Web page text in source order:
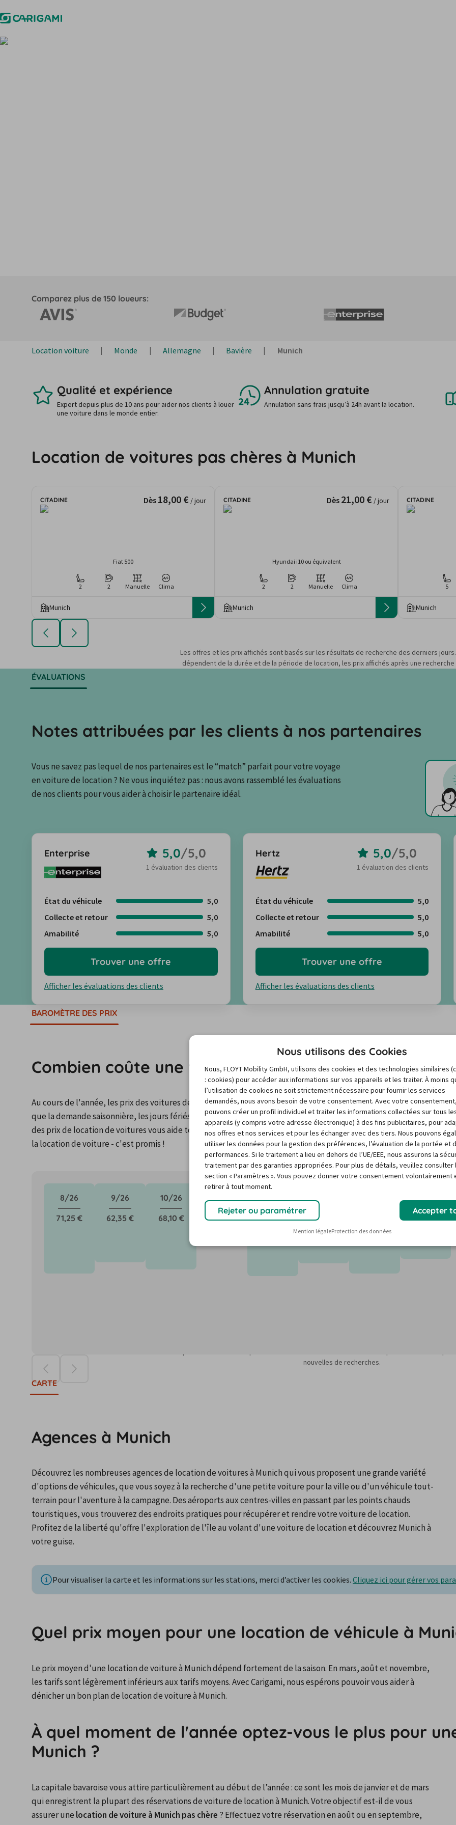
Comparez plus de 150 loueurs:
Location voiture Monde Allemagne Bavière Munich
Qualité et expérience
Expert depuis plus de 10 ans pour aider nos clients à louer
une voiture dans le monde entier.
Annulation gratuite
Annulation sans frais jusqu’à 24h avant la location.
Location de voitures pas chères à Munich
CITADINE Dès 18,00 € / jour
Fiat 500
2 2 Manuelle Clima
Munich
CITADINE Dès 21,00 € / jour
Hyundai i10 ou équivalent
2 2 Manuelle Clima
Munich
CITADINE
5
Munich
Les offres et les prix affichés sont basés sur les résultats de recherche des derniers
dépendent de la durée et de la période de location, les prix affichés après une
ÉVALUATIONS
Notes attribuées par les clients à nos partenaires
Vous ne savez pas lequel de nos partenaires est le “match” parfait pour votre voyage
en voiture de location ? Ne vous inquiétez pas : nous avons rassemblé les évaluations
de nos clients pour vous aider à choisir le partenaire idéal.
Enterprise 5,0/5,0
1 évaluation des clients
État du véhicule
5,0
Collecte et retour
5,0
Amabilité
5,0
Afficher les évaluations des clients
Trouver une offre
Hertz 5,0/5,0
1 évaluation des clients
État du véhicule
5,0
Collecte et retour
5,0
Amabilité
5,0
Afficher les évaluations des clients
Trouver une offre
BAROMÈTRE DES PRIX
Combien coûte une voiture de location au Munich ?
Au cours de l'année, les prix des voitures de location peuvent varier énormément en raison de facteurs tels
que la demande saisonnière, les jours fériés ou les événements locaux. Mais pas de panique : Notre baromètre
des prix de location de voitures vous aide toujours à trouver le créneau le moins cher et la meilleure offre pour
la location de voiture - c'est promis !
8/26
71,25 €
9/26
62,35 €
10/26
68,10 €
11/26
12/26
73,36 €
1/27
63,40 €
3/27
59,54 €
nouvelles de recherches.
CARTE
Agences à Munich
Découvrez les nombreuses agences de location de voitures à Munich qui vous proposent une grande variété
d'options de véhicules, que vous soyez à la recherche d'une petite voiture pour la ville ou d'un véhicule tout-
terrain pour l'aventure à la campagne. Des aéroports aux centres-villes en passant par les points chauds
touristiques, vous trouverez des endroits pratiques pour récupérer et rendre votre voiture de location.
Profitez de la liberté qu'offre l'exploration de l'île au volant d'une voiture de location et découvrez Munich à
votre guise.
Pour visualiser la carte et les informations sur les stations, merci d’activer les cookies. Cliquez ici pour gérer vos
Quel prix moyen pour une location de véhicule à
Le prix moyen d'une location de voiture à Munich dépend fortement de la saison. En mars, août et novembre,
les tarifs sont légèrement inférieurs aux tarifs moyens. Avec Carigami, nous espérons pouvoir vous aider à
dénicher un bon plan de location de voiture à Munich.
À quel moment de l'année optez-vous le plus pour
Munich ?
La capitale bavaroise vous attire particulièrement au début de l’année : ce sont les mois de janvier et de mars
qui enregistrent la plupart des réservations de voiture de location à Munich. Votre objectif est-il de vous
assurer une location de voiture à Munich pas chère ? Effectuez votre réservation en août ou en septembre,
Nous utilisons des Cookies
Nous, FLOYT Mobility GmbH, utilisons des cookies et des technologies similaires
: cookies) pour accéder aux informations sur vos appareils et les traiter. À moins
l’utilisation de cookies ne soit strictement nécessaire pour fournir les services
demandés, nous avons besoin de votre consentement. Avec votre
pouvons créer un profil individuel et traiter les informations collectées sur tous
appareils (y compris votre adresse électronique) à des fins publicitaires, pour
nos offres et nos services et pour les échanger avec des tiers. Nous pouvons
utiliser les données pour la gestion des préférences, l’évaluation de la portée et
performances. Si le traitement a lieu en dehors de l’UE/EEE, nous assurons la
traitement par des garanties appropriées. Pour plus de détails, veuillez consulter
section « Paramètres ». Vous pouvez donner votre consentement volontairement
retirer à tout moment.
Rejeter ou paramétrer Accepter
Mention légaleProtection des données